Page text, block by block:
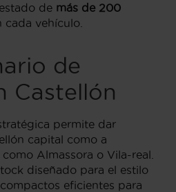
de más de 200
cada vehículo.
de
Castellón
permite dar
capital como a
Almassora o Vila-real.
diseñado para el estilo
eficientes para